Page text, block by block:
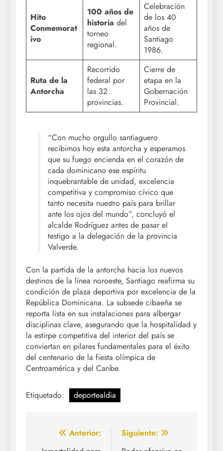
Hito
Conmemorat
ivo
100 años de
historia del
torneo
regional.
Celebración
de los 40
años de
Santiago
1986.
Ruta de la
Antorcha
Recorrido
federal por
las 32
provincias.
Cierre de
etapa en la
Gobernación
Provincial.
“Con mucho orgullo santiaguero
recibimos hoy esta antorcha y esperamos
que su fuego encienda en el corazón de
cada dominicano ese espíritu
inquebrantable de unidad, excelencia
competitiva y compromiso cívico que
tanto necesita nuestro país para brillar
ante los ojos del mundo”, concluyó el
alcalde Rodríguez antes de pasar el
testigo a la delegación de la provincia
Valverde.
Con la partida de la antorcha hacia los nuevos
destinos de la línea noroeste, Santiago reafirma su
condición de plaza deportiva por excelencia de la
República Dominicana. La subsede cibaeña se
reporta lista en sus instalaciones para albergar
disciplinas clave, asegurando que la hospitalidad y
la estirpe competitiva del interior del país se
conviertan en pilares fundamentales para el éxito
del centenario de la fiesta olímpica de
Centroamérica y del Caribe.
Etiquetado: deportealdia
Navegación
Anterior:
Siguiente: